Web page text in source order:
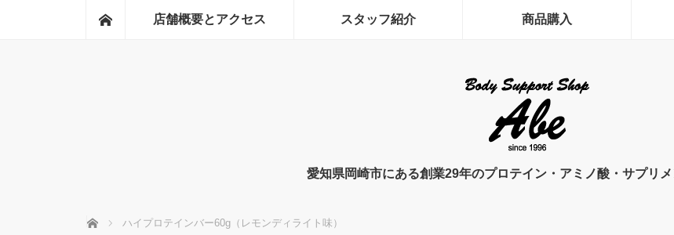
ホーム店舗概要とアクセス スタッフ紹介 商品購入
愛知県岡崎市にある創業29年のプロテイン・アミノ酸・サプリ
ホーム ハイプロテインバー60g（レモンディライト味）